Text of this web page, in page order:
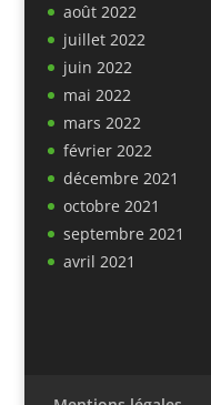
août 2022
juillet 2022
juin 2022
mai 2022
mars 2022
février 2022
décembre 2021
octobre 2021
septembre 2021
avril 2021